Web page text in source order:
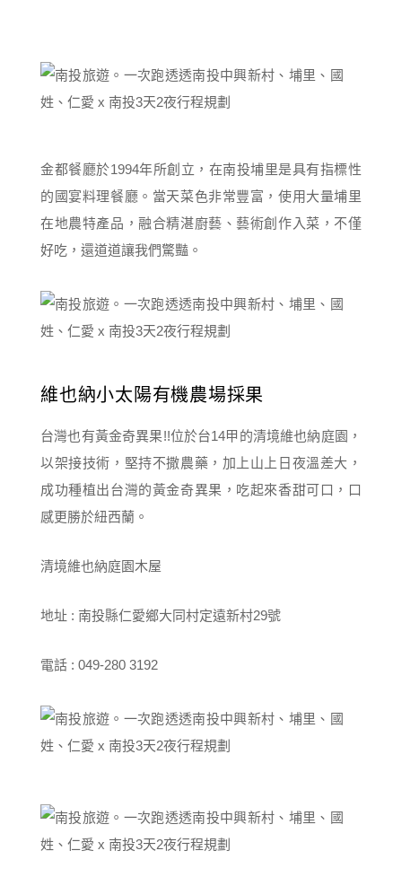
金都餐廳於1994年所創立，在南投埔里是具有指標性
的國宴料理餐廳。當天菜色非常豐富，使用大量埔里
在地農特產品，融合精湛廚藝、藝術創作入菜，不僅
好吃，還道道讓我們驚豔。
維也納小太陽有機農場採果
台灣也有黃金奇異果!!位於台14甲的清境維也納庭園，
以架接技術，堅持不撒農藥，加上山上日夜溫差大，
成功種植出台灣的黃金奇異果，吃起來香甜可口，口
感更勝於紐西蘭。
清境維也納庭園木屋
地址 : 南投縣仁愛鄉大同村定遠新村29號
電話 : 049-280 3192